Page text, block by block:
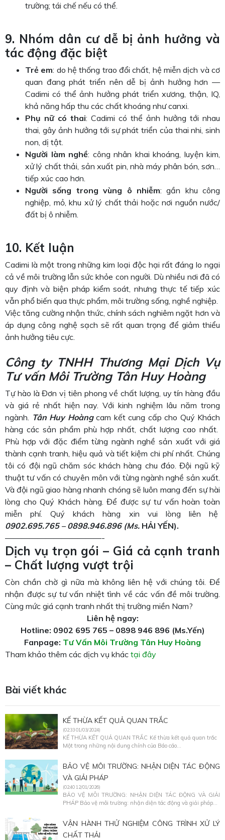
trường; tái chế nếu có thể.
9. Nhóm dân cư dễ bị ảnh hưởng và
tác động đặc biệt
Trẻ em: do hệ thống trao đổi chất, hệ miễn dịch và cơ
quan đang phát triển nên dễ bị ảnh hưởng hơn —
Cadimi có thể ảnh hưởng phát triển xương, thận, IQ,
khả năng hấp thu các chất khoáng như canxi.
Phụ nữ có thai: Cadimi có thể ảnh hưởng tới nhau
thai, gây ảnh hưởng tới sự phát triển của thai nhi, sinh
non, dị tật.
Người làm nghề: công nhân khai khoáng, luyện kim,
xử lý chất thải, sản xuất pin, nhà máy phân bón, sơn…
tiếp xúc cao hơn.
Người sống trong vùng ô nhiễm: gần khu công
nghiệp, mỏ, khu xử lý chất thải hoặc nơi nguồn nước/
đất bị ô nhiễm.
10. Kết luận
Cadimi là một trong những kim loại độc hại rất đáng lo ngại
cả về môi trường lẫn sức khỏe con người. Dù nhiều nơi đã có
quy định và biện pháp kiểm soát, nhưng thực tế tiếp xúc
vẫn phổ biến qua thực phẩm, môi trường sống, nghề nghiệp.
Việc tăng cường nhận thức, chính sách nghiêm ngặt hơn và
áp dụng công nghệ sạch sẽ rất quan trọng để giảm thiểu
ảnh hưởng tiêu cực.
Công ty TNHH Thương Mại Dịch Vụ
Tư vấn Môi Trường Tân Huy Hoàng
Tự hào là Đơn vị tiên phong về chất lượng, uy tín hàng đầu
và giá rẻ nhất hiện nay. Với kinh nghiệm lâu năm trong
ngành. Tân Huy Hoàngcam kết cung cấp cho Quý Khách
hàng các sản phẩm phù hợp nhất, chất lượng cao nhất.
Phù hợp với đặc điểm từng ngành nghề sản xuất với giá
thành cạnh tranh, hiệu quả và tiết kiệm chi phí nhất. Chúng
tôi có đội ngũ chăm sóc khách hàng chu đáo. Đội ngũ kỹ
thuật tư vấn có chuyên môn với từng ngành nghề sản xuất.
Và đội ngũ giao hàng nhanh chóng sẽ luôn mang đến sự hài
lòng cho Quý Khách hàng. Để được sự tư vấn hoàn toàn
miễn phí. Quý khách hàng xin vui lòng liên hệ
0902.695.765 – 0898.946.896 (Ms. HẢI YẾN).
————————————-
Dịch vụ trọn gói – Giá cả cạnh tranh
– Chất lượng vượt trội
Còn chần chờ gì nữa mà không liên hệ với chúng tôi. Để
nhận được sự tư vấn nhiệt tình về các vấn đề môi trường.
Cùng mức giá cạnh tranh nhất thị trường miền Nam?
Liên hệ ngay:
Hotline: 0902 695 765 – 0898 946 896 (Ms.Yến)
Fanpage: Tư Vấn Môi Trường Tân Huy Hoàng
Tham khảo thêm các dịch vụ khác tại đây
Bài viết khác
KẾ THỪA KẾT QUẢ QUAN TRẮC
(02:33 01/03/2024)
KẾ THỪA KẾT QUẢ QUAN TRẮC Kế thừa kết quả quan trắc
Một trong những nội dung chính của Báo cáo...
BẢO VỆ MÔI TRƯỜNG: NHẬN DIỆN TÁC ĐỘNG
VÀ GIẢI PHÁP
(02:40 12/01/2026)
BẢO VỆ MÔI TRƯỜNG: NHẬN DIỆN TÁC ĐỘNG VÀ GIẢI
PHÁP Bảo vệ môi trường: nhận diện tác động và giải pháp...
VẬN HÀNH THỬ NGHIỆM CÔNG TRÌNH XỬ LÝ
CHẤT THẢI